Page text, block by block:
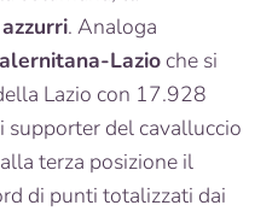
. Analoga
Lazio che si
Lazio con 17.928
del cavalluccio
terza posizione il
di punti totalizzati dai